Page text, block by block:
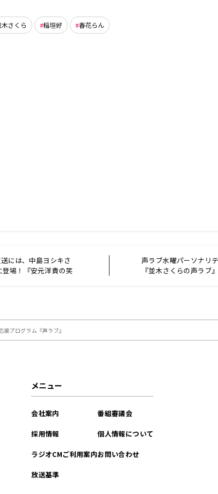
さくら 稲垣好 春花らん
には、中島ヨシキさ
登場！『安元洋貴の笑
声ラブ水曜パーソナリ
『並木さくらの声ラブ』
プログラム『声ラブ』
メニュー
会社案内
採用情報
ラジオCMご利用案内
放送基準
番組審議会
個人情報について
お問い合わせ